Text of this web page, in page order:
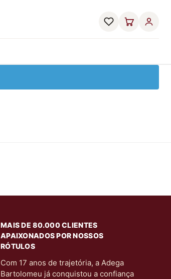
MAIS DE 80.000 CLIENTES
APAIXONADOS POR NOSSOS
RÓTULOS
Com 17 anos de trajetória, a Adega
Bartolomeu já conquistou a confiança